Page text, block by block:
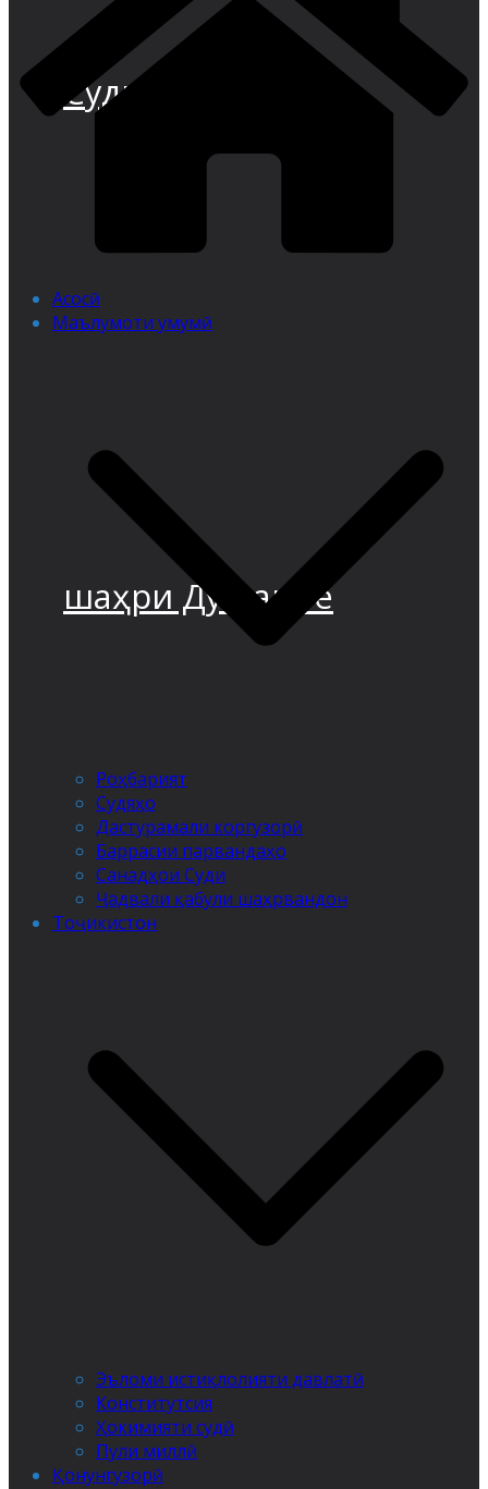
Суди иқтисодии
шаҳри Душанбе
Асосӣ
Маълумоти умумӣ
Роҳбарият
Судяҳо
Дастурамали коргузорӣ
Баррасии парвандаҳо
Санадҳои Суди
Ҷадвали қабули шаҳрвандон
Тоҷикистон
Эъломи истиқлолияти давлатӣ
Конститутсия
Ҳокимияти судӣ
Пули миллӣ
Қонунгузорӣ